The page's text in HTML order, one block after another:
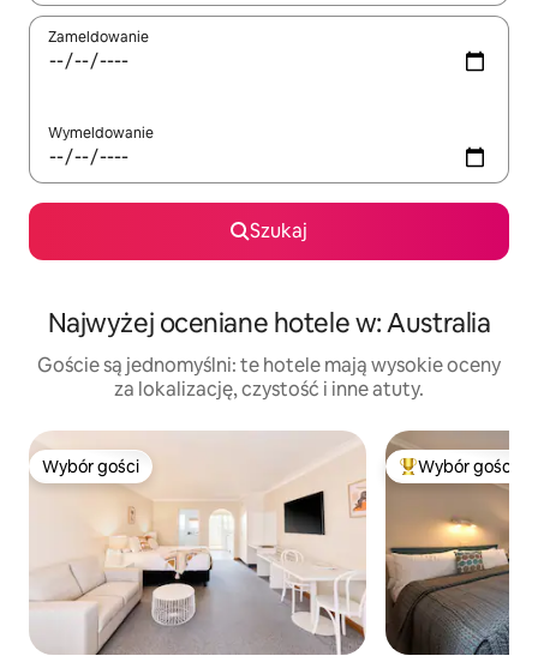
Zameldowanie
Wymeldowanie
Szukaj
Najwyżej oceniane hotele w: Australia
Goście są jednomyślni: te hotele mają wysokie oceny
za lokalizację, czystość i inne atuty.
Wybór gości
Wybór gości Wybór gości